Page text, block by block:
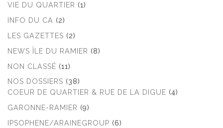
VIE DU QUARTIER (1)
INFO DU CA (2)
LES GAZETTES (2)
NEWS ÎLE DU RAMIER (8)
NON CLASSÉ (11)
NOS DOSSIERS (38)
COEUR DE QUARTIER & RUE DE LA DIGUE (4)
GARONNE-RAMIER (9)
IPSOPHENE/ARAINEGROUP (6)